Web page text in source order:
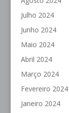
Julho 2024
Junho 2024
Maio 2024
Abril 2024
Março 2024
Fevereiro 2024
Janeiro 2024